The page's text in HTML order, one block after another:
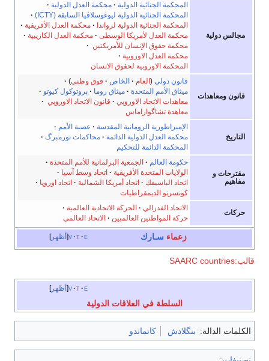
مجالس دولية
المحكمة الجنائية الدولية · محكمة العدل الدولية ·
المحكمة الجنائية الدولية ليوغوسلاڤيا السابقة (ICTY)
·
المحكمة الجنائية الدولية لرواندا · محكمة العدل الأفريقية ·
محكمة العدل لأمريكا الوسطى · محكمة العدل الكاريبية ·
محكمة حقوق الإنسان للأمريكتين ·
محكمة العدل الاوروبية ·
المحكمة الاوروبية لحقوق الانسان
قانون ومعاهدات
قانون دولي ( العام · الخاص · فوق وطني)
·
ميثاق الأمم المتحدة · ميثاق روما · پروتوكول كيوتو ·
معاهدات الاتحاد الاوروپي · قانون الاتحاد الاوروپي ·
معاهدة تشاگواراماس
التاريخ
الإمبراطورية الرومانية المقدسة · عصبة الأمم ·
محكمة العدل الدولية الدائمة · محاكمات نورمبرگ ·
المحكمة الدائمة للتحكيم
مقترحات و
مفاهيم
حكومة العالم · الجمعية البرلمانية للأمم المتحدة ·
الولايات المتحدة الأفريقية · اتحاد وسط آسيا ·
اتحاد الباسيفك · اتحاد أمريكا الشمالية · اتحاد اوروپا ·
كونسرتو الديمقراطيات
حركات
الاتحاد الفدرالي · الحركة الاتحادية العالمية ·
حركة المواطنين العالميين · الاتحاد العالمي
أظهر v t e زعماء سـارك
قالب:SAARC countries
أظهر v t e
السلطة في العلاقات الدولية
الكلمات الدالة: بنگلادش كاتماندو